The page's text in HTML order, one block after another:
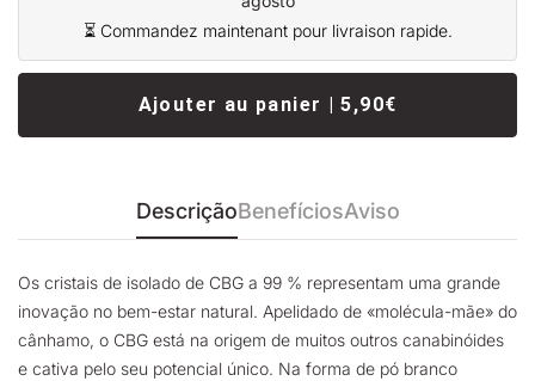
⏳ Commandez maintenant pour livraison rapide.
Ajouter au panier | 5,90€
DescriçãoBenefíciosAviso
Os cristais de isolado de CBG a 99 % representam uma grande
inovação no bem-estar natural. Apelidado de «molécula-mãe» do
cânhamo, o CBG está na origem de muitos outros canabinóides
e cativa pelo seu potencial único. Na forma de pó branco